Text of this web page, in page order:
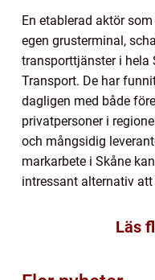
En etablerad aktör
egen grusterminal,
transporttjänster i hela
Transport. De har
dagligen med både
privatpersoner i
och mångsidig
markarbete i Skåne
intressant alternativ
Läs